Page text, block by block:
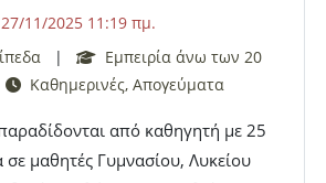
27/11/2025 11:19 πμ.
|
Εμπειρία άνω των 20
Καθημερινές, Απογεύματα
από καθηγητή με 25
σε μαθητές Γυμνασίου, Λυκείου